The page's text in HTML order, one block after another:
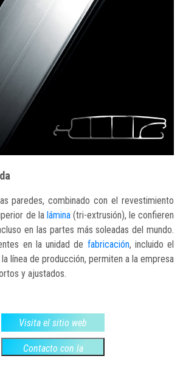
paredes, combinado con el revestimiento
de la lámina(tri-extrusión), le confieren
en las partes más soleadas del mundo.
en la unidad de fabricación, incluido el
línea de producción, permiten a la empresa
y ajustados.
Visita el sitio web
Contacto con la